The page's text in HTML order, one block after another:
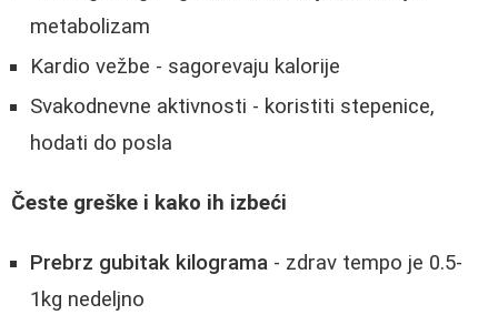
metabolizam
Kardio vežbe - sagorevaju kalorije
Svakodnevne aktivnosti - koristiti stepenice,
hodati do posla
Česte greške i kako ih izbeći
Prebrz gubitak kilograma - zdrav tempo je 0.5-
1kg nedeljno